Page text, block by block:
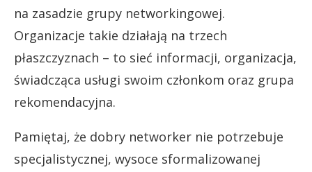
na zasadzie grupy networkingowej.
Organizacje takie działają na trzech
płaszczyznach – to sieć informacji, organizacja,
świadcząca usługi swoim członkom oraz grupa
rekomendacyjna.
Pamiętaj, że dobry networker nie potrzebuje
specjalistycznej, wysoce sformalizowanej